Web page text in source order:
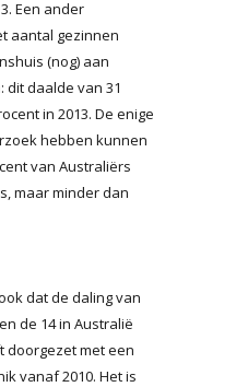
Een ander
aantal gezinnen
(nog) aan
daalde van 31
in 2013. De enige
hebben kunnen
van Australiërs
maar minder dan
dat de daling van
de 14 in Australië
doorgezet met een
vanaf 2010. Het is